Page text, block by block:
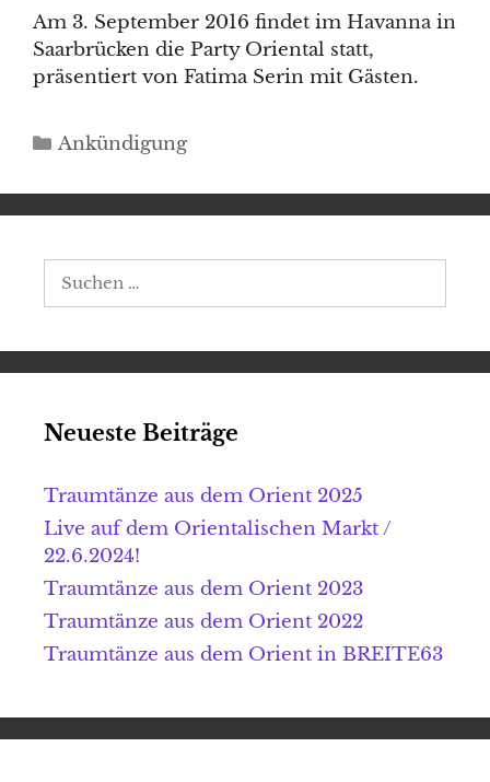
Am 3. September 2016 findet im Havanna in
Saarbrücken die Party Oriental statt,
präsentiert von Fatima Serin mit Gästen.
Kategorien
Ankündigung
Suchen
Neueste Beiträge
Traumtänze aus dem Orient 2025
Live auf dem Orientalischen Markt /
22.6.2024!
Traumtänze aus dem Orient 2023
Traumtänze aus dem Orient 2022
Traumtänze aus dem Orient in BREITE63